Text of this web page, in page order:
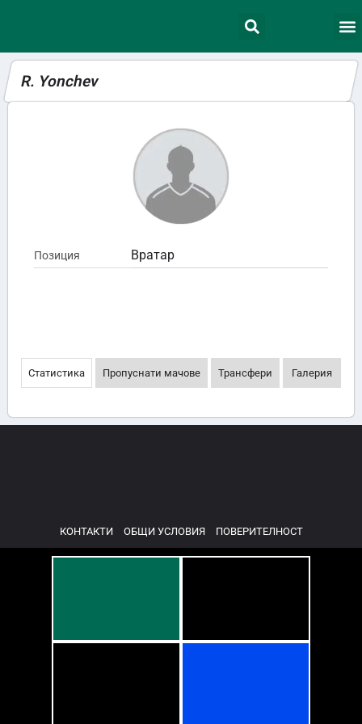
R. Yonchev
Позиция Вратар
Статистика Пропуснати мачове Трансфери Галерия
КОНТАКТИ ОБЩИ УСЛОВИЯ ПОВЕРИТЕЛНОСТ